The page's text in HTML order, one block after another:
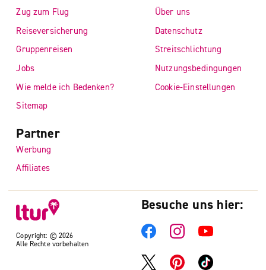
Copyright: © 2026
Alle Rechte vorbehalten
Zug zum Flug
Reiseversicherung
Gruppenreisen
Jobs
Wie melde ich Bedenken?
Sitemap
Über uns
Datenschutz
Streitschlichtung
Nutzungsbedingungen
Cookie-Einstellungen
Partner
Werbung
Affiliates
Besuche uns hier: